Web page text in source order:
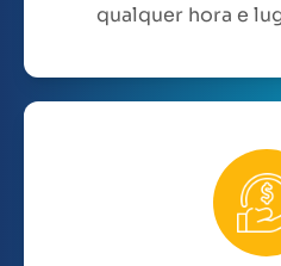
qualquer hora e